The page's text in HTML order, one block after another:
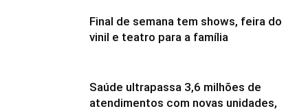
Final de semana tem shows, feira do
vinil e teatro para a família
Saúde ultrapassa 3,6 milhões de
atendimentos com novas unidades,